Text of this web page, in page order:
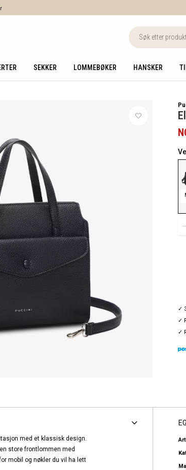
SEKKER LOMMEBØKER HANSKER
✓
✓
✓
med et klassisk design.
store frontlommen med
mobil og nøkler du vil ha lett